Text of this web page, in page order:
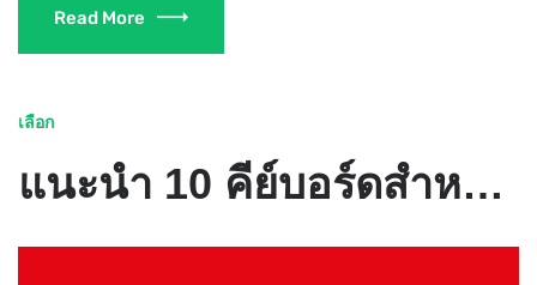
Read More
เลือก
แนะนำ 10 คีย์บอร์ดสำหรับมือใหม่ | MUSIC ARMS ศูนย์รวมเครื่องดนตรี ตั้งแต่เริ่มต้น ถึงมืออาชีพ | MUSIC ARMS